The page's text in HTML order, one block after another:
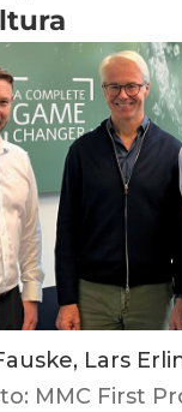
Lars
MMC First